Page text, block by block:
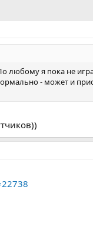
любому я пока не
- может и